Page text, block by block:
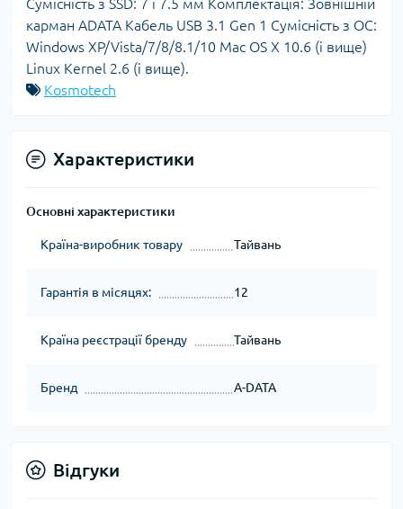
Сумісність з SSD: 7 і 7.5 мм Комплектація: Зовнішній
карман ADATA Кабель USB 3.1 Gen 1 Cумісність з ОС:
Windows XP/Vista/7/8/8.1/10 Mac OS X 10.6 (і вище)
Linux Kernel 2.6 (і вище).
Kosmotech
Характеристики
Основні характеристики
Країна-виробник товару Тайвань
Гарантія в місяцях: 12
Країна реєстрації бренду Тайвань
Бренд A-DATA
Відгуки